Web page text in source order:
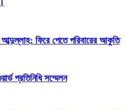
ফিরে পেতে পরিবারের আকুতি
প্রতিনিধি সম্মেলন